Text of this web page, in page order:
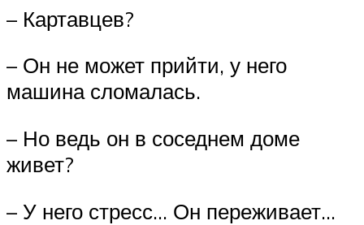
– Картавцев?
– Он не может прийти, у него
машина сломалась.
– Но ведь он в соседнем доме
живет?
– У него стресс… Он переживает…